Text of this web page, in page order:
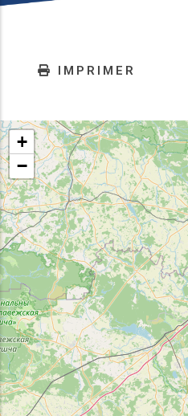
IMPRIMER
+
−